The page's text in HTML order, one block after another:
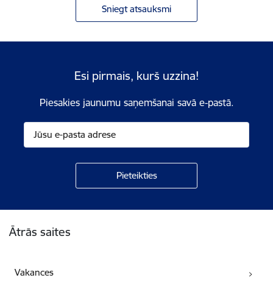
Sniegt atsauksmi
Esi pirmais, kurš uzzina!
Piesakies jaunumu saņemšanai savā e-pastā.
Ātrās saites
Vakances